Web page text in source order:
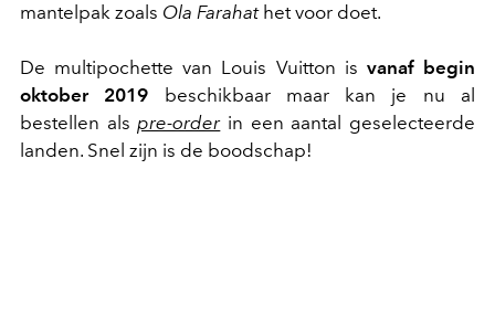
mantelpak zoals Ola Farahat het voor doet.
De multipochette van Louis Vuitton is vanaf begin
oktober 2019 beschikbaar maar kan je nu al
bestellen alspre-order in een aantal geselecteerde
landen. Snel zijn is de boodschap!